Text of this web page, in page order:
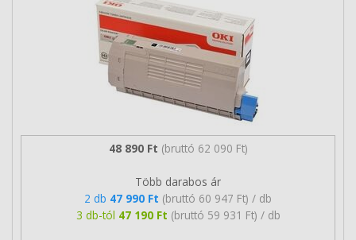
48 890 Ft (bruttó 62 090 Ft)
Több darabos ár
2 db 47 990 Ft (bruttó 60 947 Ft) / db
3 db-tól 47 190 Ft (bruttó 59 931 Ft) / db